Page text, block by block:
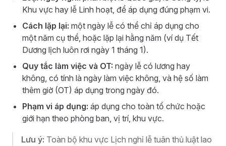
Khu vực hay lễ Linh hoạt, để áp dụng đúng phạm vi.
Cách lặp lại: một ngày lễ có thể chỉ áp dụng cho
một năm cụ thể, hoặc lặp lại hằng năm (ví dụ Tết
Dương lịch luôn rơi ngày 1 tháng 1).
Quy tắc làm việc và OT: ngày lễ có lương hay
không, có tính là ngày làm việc không, và hệ số làm
thêm giờ (OT) áp dụng trong ngày đó.
Phạm vi áp dụng: áp dụng cho toàn tổ chức hoặc
giới hạn theo phòng ban, vị trí, khu vực.
Lưu ý: Toàn bộ khu vực Lịch nghỉ lễ tuân thủ luật lao